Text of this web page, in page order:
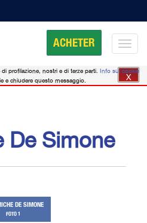
ACHETER
De Simone
DE SIMONE
FOTO 1
profilazione, nostri e di terze parti. Info sui cookie
e chiudere questo messaggio.
X